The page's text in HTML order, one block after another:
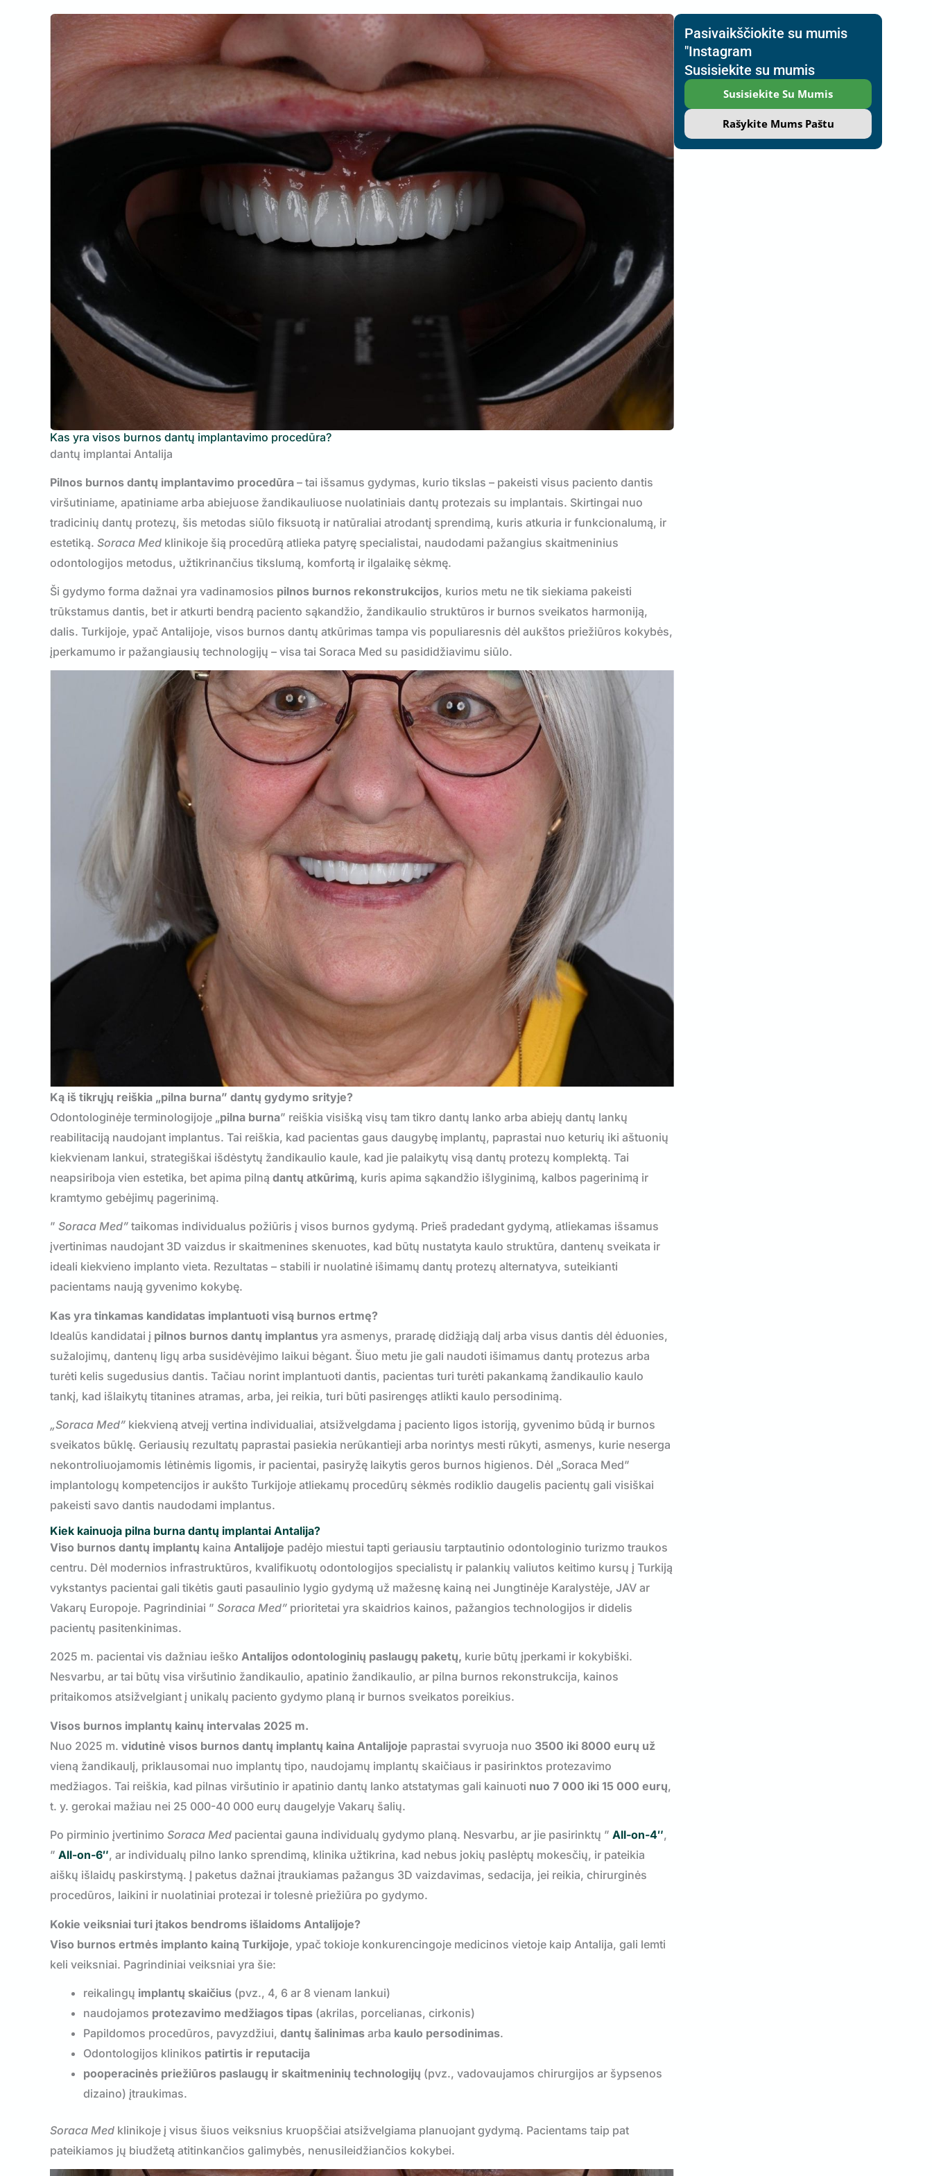
Kas yra visos burnos dantų implantavimo procedūra?
dantų implantai Antalija
Pilnos burnos dantų implantavimo procedūra – tai išsamus gydymas, kurio tikslas – pakeisti visus paciento dantis
viršutiniame, apatiniame arba abiejuose žandikauliuose nuolatiniais dantų protezais su implantais. Skirtingai nuo
tradicinių dantų protezų, šis metodas siūlo fiksuotą ir natūraliai atrodantį sprendimą, kuris atkuria ir funkcionalumą, ir
estetiką. Soraca Med klinikoje šią procedūrą atlieka patyrę specialistai, naudodami pažangius skaitmeninius
odontologijos metodus, užtikrinančius tikslumą, komfortą ir ilgalaikę sėkmę.
Ši gydymo forma dažnai yra vadinamosios pilnos burnos rekonstrukcijos, kurios metu ne tik siekiama pakeisti
trūkstamus dantis, bet ir atkurti bendrą paciento sąkandžio, žandikaulio struktūros ir burnos sveikatos harmoniją,
dalis. Turkijoje, ypač Antalijoje, visos burnos dantų atkūrimas tampa vis populiaresnis dėl aukštos priežiūros kokybės,
įperkamumo ir pažangiausių technologijų – visa tai Soraca Med su pasididžiavimu siūlo.
Ką iš tikrųjų reiškia „pilna burna” dantų gydymo srityje?
Odontologinėje terminologijoje „pilna burna” reiškia visišką visų tam tikro dantų lanko arba abiejų dantų lankų
reabilitaciją naudojant implantus. Tai reiškia, kad pacientas gaus daugybę implantų, paprastai nuo keturių iki aštuonių
kiekvienam lankui, strategiškai išdėstytų žandikaulio kaule, kad jie palaikytų visą dantų protezų komplektą. Tai
neapsiriboja vien estetika, bet apima pilną dantų atkūrimą, kuris apima sąkandžio išlyginimą, kalbos pagerinimą ir
kramtymo gebėjimų pagerinimą.
” Soraca Med” taikomas individualus požiūris į visos burnos gydymą. Prieš pradedant gydymą, atliekamas išsamus
įvertinimas naudojant 3D vaizdus ir skaitmenines skenuotes, kad būtų nustatyta kaulo struktūra, dantenų sveikata ir
ideali kiekvieno implanto vieta. Rezultatas – stabili ir nuolatinė išimamų dantų protezų alternatyva, suteikianti
pacientams naują gyvenimo kokybę.
Kas yra tinkamas kandidatas implantuoti visą burnos ertmę?
Idealūs kandidatai į pilnos burnos dantų implantus yra asmenys, praradę didžiąją dalį arba visus dantis dėl ėduonies,
sužalojimų, dantenų ligų arba susidėvėjimo laikui bėgant. Šiuo metu jie gali naudoti išimamus dantų protezus arba
turėti kelis sugedusius dantis. Tačiau norint implantuoti dantis, pacientas turi turėti pakankamą žandikaulio kaulo
tankį, kad išlaikytų titanines atramas, arba, jei reikia, turi būti pasirengęs atlikti kaulo persodinimą.
„Soraca Med” kiekvieną atvejį vertina individualiai, atsižvelgdama į paciento ligos istoriją, gyvenimo būdą ir burnos
sveikatos būklę. Geriausių rezultatų paprastai pasiekia nerūkantieji arba norintys mesti rūkyti, asmenys, kurie neserga
nekontroliuojamomis lėtinėmis ligomis, ir pacientai, pasiryžę laikytis geros burnos higienos. Dėl „Soraca Med”
implantologų kompetencijos ir aukšto Turkijoje atliekamų procedūrų sėkmės rodiklio daugelis pacientų gali visiškai
pakeisti savo dantis naudodami implantus.
Kiek kainuoja pilna burna dantų implantai Antalija?
Viso burnos dantų implantų kaina Antalijoje padėjo miestui tapti geriausiu tarptautinio odontologinio turizmo traukos
centru. Dėl modernios infrastruktūros, kvalifikuotų odontologijos specialistų ir palankių valiutos keitimo kursų į Turkiją
vykstantys pacientai gali tikėtis gauti pasaulinio lygio gydymą už mažesnę kainą nei Jungtinėje Karalystėje, JAV ar
Vakarų Europoje. Pagrindiniai ” Soraca Med” prioritetai yra skaidrios kainos, pažangios technologijos ir didelis
pacientų pasitenkinimas.
2025 m. pacientai vis dažniau ieško Antalijos odontologinių paslaugų paketų, kurie būtų įperkami ir kokybiški.
Nesvarbu, ar tai būtų visa viršutinio žandikaulio, apatinio žandikaulio, ar pilna burnos rekonstrukcija, kainos
pritaikomos atsižvelgiant į unikalų paciento gydymo planą ir burnos sveikatos poreikius.
Visos burnos implantų kainų intervalas 2025 m.
Nuo 2025 m. vidutinė visos burnos dantų implantų kaina Antalijoje paprastai svyruoja nuo 3500 iki 8000 eurų už
vieną žandikaulį, priklausomai nuo implantų tipo, naudojamų implantų skaičiaus ir pasirinktos protezavimo
medžiagos. Tai reiškia, kad pilnas viršutinio ir apatinio dantų lanko atstatymas gali kainuoti nuo 7 000 iki 15 000 eurų,
t. y. gerokai mažiau nei 25 000-40 000 eurų daugelyje Vakarų šalių.
Po pirminio įvertinimo Soraca Med pacientai gauna individualų gydymo planą. Nesvarbu, ar jie pasirinktų ” All-on-4″,
” All-on-6″, ar individualų pilno lanko sprendimą, klinika užtikrina, kad nebus jokių paslėptų mokesčių, ir pateikia
aiškų išlaidų paskirstymą. Į paketus dažnai įtraukiamas pažangus 3D vaizdavimas, sedacija, jei reikia, chirurginės
procedūros, laikini ir nuolatiniai protezai ir tolesnė priežiūra po gydymo.
Kokie veiksniai turi įtakos bendroms išlaidoms Antalijoje?
Viso burnos ertmės implanto kainą Turkijoje, ypač tokioje konkurencingoje medicinos vietoje kaip Antalija, gali lemti
keli veiksniai. Pagrindiniai veiksniai yra šie:
reikalingų implantų skaičius (pvz., 4, 6 ar 8 vienam lankui)
naudojamos protezavimo medžiagos tipas (akrilas, porcelianas, cirkonis)
Papildomos procedūros, pavyzdžiui, dantų šalinimas arba kaulo persodinimas.
Odontologijos klinikos patirtis ir reputacija
pooperacinės priežiūros paslaugų ir skaitmeninių technologijų (pvz., vadovaujamos chirurgijos ar šypsenos
dizaino) įtraukimas.
Soraca Med klinikoje į visus šiuos veiksnius kruopščiai atsižvelgiama planuojant gydymą. Pacientams taip pat
pateikiamos jų biudžetą atitinkančios galimybės, nenusileidžiančios kokybei.
Pasivaikščiokite su mumis
"Instagram
Susisiekite su mumis
Susisiekite Su Mumis
Rašykite Mums Paštu